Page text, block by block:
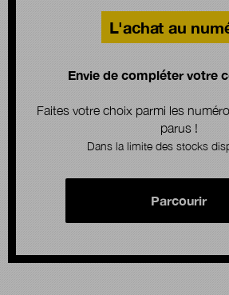
L'achat au
Envie de compléter votre
Faites votre choix parmi les
parus !
Dans la limite des stocks
Parcourir